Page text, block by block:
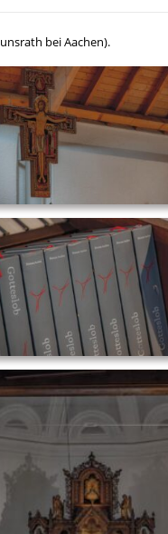
bei Aachen).